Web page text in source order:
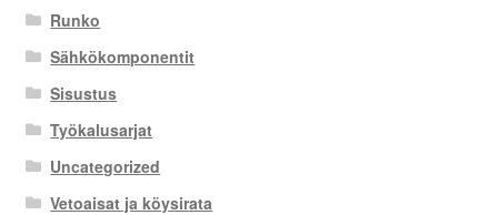
Runko
Sähkökomponentit
Sisustus
Työkalusarjat
Uncategorized
Vetoaisat ja köysirata